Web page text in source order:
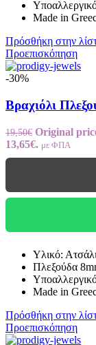
Made in
Πρόσθήκη στην
Προεπισκόπηση
-30%
Βραχιόλι
19,50€ Original
13,65€. με ΦΠΑ
Υλικό: Ατσάλι
Πλεξούδα
Made in
Πρόσθήκη στην
Προεπισκόπηση